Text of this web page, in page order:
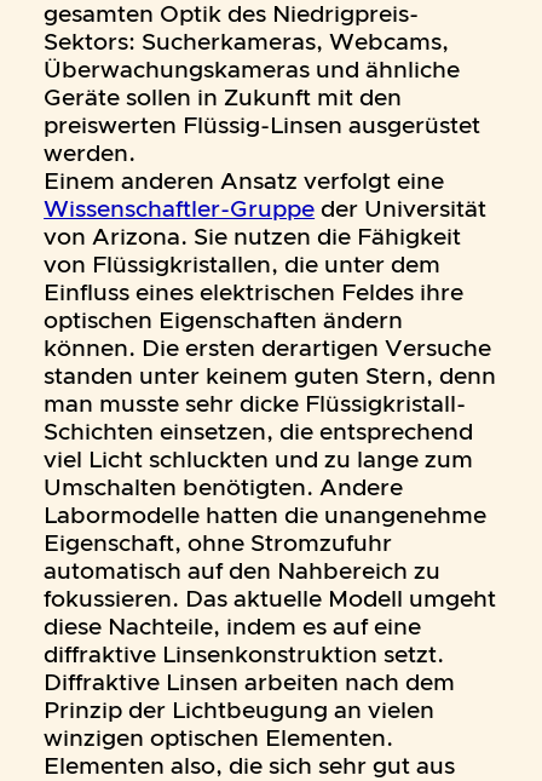
gesamten Optik des Niedrigpreis-
Sektors: Sucherkameras, Webcams,
Überwachungskameras und ähnliche
Geräte sollen in Zukunft mit den
preiswerten Flüssig-Linsen ausgerüstet
werden.
Einem anderen Ansatz verfolgt eine
Wissenschaftler-Gruppe der Universität
von Arizona. Sie nutzen die Fähigkeit
von Flüssigkristallen, die unter dem
Einfluss eines elektrischen Feldes ihre
optischen Eigenschaften ändern
können. Die ersten derartigen Versuche
standen unter keinem guten Stern, denn
man musste sehr dicke Flüssigkristall-
Schichten einsetzen, die entsprechend
viel Licht schluckten und zu lange zum
Umschalten benötigten. Andere
Labormodelle hatten die unangenehme
Eigenschaft, ohne Stromzufuhr
automatisch auf den Nahbereich zu
fokussieren. Das aktuelle Modell umgeht
diese Nachteile, indem es auf eine
diffraktive Linsenkonstruktion setzt.
Diffraktive Linsen arbeiten nach dem
Prinzip der Lichtbeugung an vielen
winzigen optischen Elementen.
Elementen also, die sich sehr gut aus